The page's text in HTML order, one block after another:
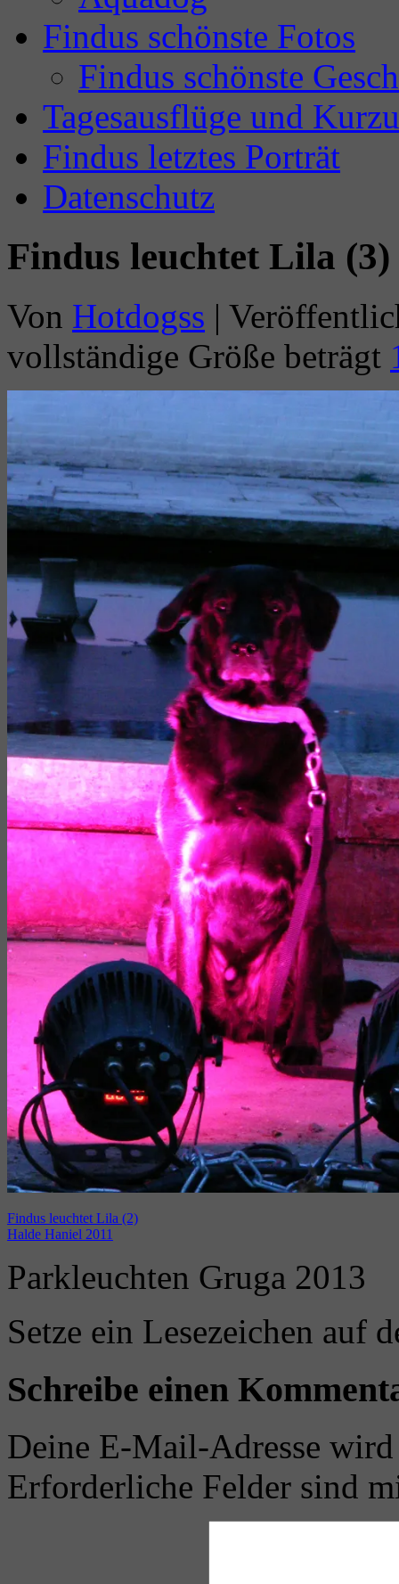
Findus schönste Fotos
Findus schönste
Tagesausflüge und
Findus letztes Porträt
Datenschutz
Findus leuchtet Lila (3)
Von Hotdogss |
vollständige Größe beträgt
Findus leuchtet Lila (2)
Halde Haniel 2011
Parkleuchten Gruga 2013
Setze ein Lesezeichen auf
Schreibe einen
Deine E-Mail-Adresse
Erforderliche Felder sind